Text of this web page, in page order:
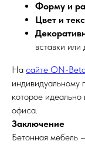
Форму и
Цвет и
вставки
На сайте ON-
индивидуальному
которое
офиса.
Заключение
Бетонная мебель